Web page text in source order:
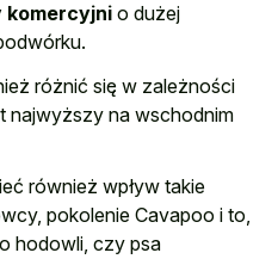
komercyjni o dużej
różnić się w zależności
najwyższy na wschodnim
również wpływ takie
pokolenie Cavapoo i to,
hodowli, czy psa